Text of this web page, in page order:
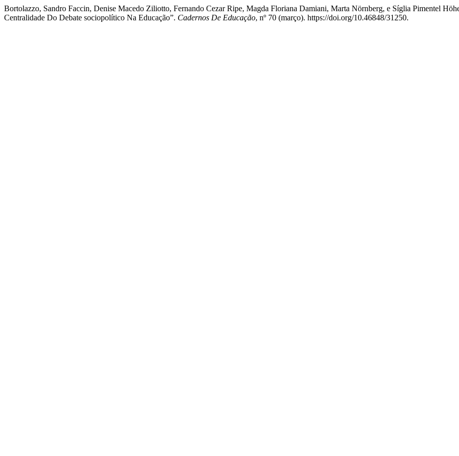
Bortolazzo, Sandro Faccin, Denise Macedo Ziliotto, Fernando Cezar Ripe, Magda Floriana Damiani, Marta Nörnberg, e Síglia Pimentel
Centralidade Do Debate sociopolítico Na Educação”. Cadernos De Educação, nº 70 (março). https://doi.org/10.46848/31250.